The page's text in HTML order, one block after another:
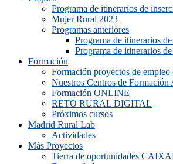
Programa de itinerarios de
Mujer Rural 2023
Programas anteriores
Programa de itinerarios
Programa de itinerarios
Formación
Formación proyectos de empleo
Nuestros Centros de Formación
Formación ONLINE
RETO RURAL DIGITAL
Próximos cursos
Madrid Rural Lab
Actividades
Más Proyectos
Tierra de oportunidades